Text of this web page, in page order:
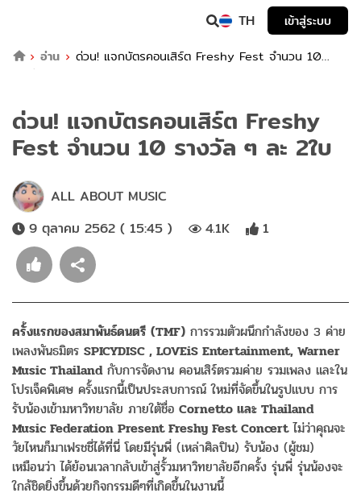
TH
เข้าสู่ระบบ
อ่าน
ด่วน! แจกบัตรคอนเสิร์ต Freshy Fest จำนวน 10
รางวัล ๆ ละ 2ใบ
ด่วน! แจกบัตรคอนเสิร์ต Freshy
Fest จำนวน 10 รางวัล ๆ ละ 2ใบ
ALL ABOUT MUSIC
9 ตุลาคม 2562 ( 15:45 )
4.1K 1
ครั้งแรกของสมาพันธ์ดนตรี (TMF) การรวมตัวผนึกกำลังของ 3 ค่าย
เพลงพันธมิตร SPICYDISC , LOVEiS Entertainment, Warner
Music Thailandกับการจัดงาน คอนเสิร์ตรวมค่าย รวมเพลง และใน
โปรเจ็คพิเศษ ครั้งแรกนี้เป็นประสบการณ์ ใหม่ที่จัดขึ้นในรูปแบบ การ
รับน้องเข้ามหาวิทยาลัย ภายใต้ชื่อ Cornetto และ Thailand
Music Federation Present Freshy Fest Concertไม่ว่าคุณจะ
วัยไหนก็มาเฟรชชี่ได้ที่นี่ โดยมีรุ่นพี่ (เหล่าศิลปิน) รับน้อง (ผู้ชม)
เหมือนว่า ได้ย้อนเวลากลับเข้าสู่รั้วมหาวิทยาลัยอีกครั้ง รุ่นพี่ รุ่นน้องจะ
ใกล้ชิดยิ่งขึ้นด้วยกิจกรรมดีๆที่เกิดขึ้นในงานนี้